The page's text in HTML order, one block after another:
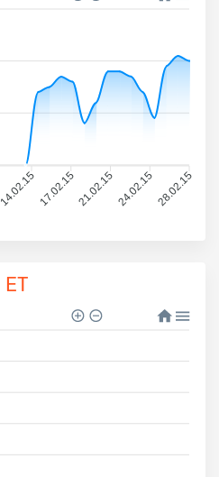
14.02.1517.02.1521.02.1524.02.1528.02.15
ET